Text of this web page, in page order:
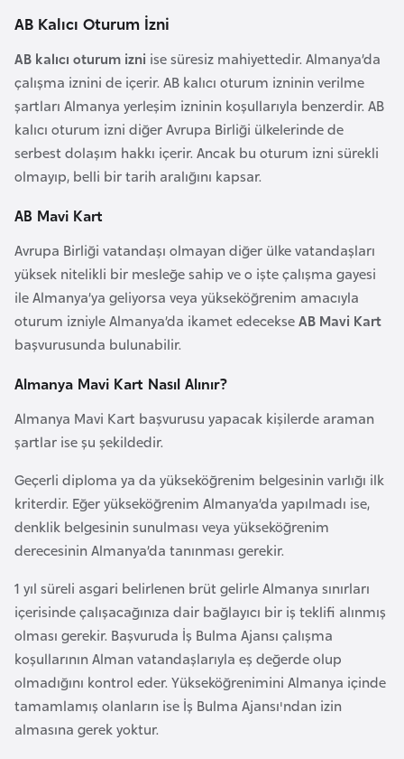
AB Kalıcı Oturum İzni
AB kalıcı oturum izni ise süresiz mahiyettedir. Almanya’da
çalışma iznini de içerir. AB kalıcı oturum izninin verilme
şartları Almanya yerleşim izninin koşullarıyla benzerdir. AB
kalıcı oturum izni diğer Avrupa Birliği ülkelerinde de
serbest dolaşım hakkı içerir. Ancak bu oturum izni sürekli
olmayıp, belli bir tarih aralığını kapsar.
AB Mavi Kart
Avrupa Birliği vatandaşı olmayan diğer ülke vatandaşları
yüksek nitelikli bir mesleğe sahip ve o işte çalışma gayesi
ile Almanya’ya geliyorsa veya yükseköğrenim amacıyla
oturum izniyle Almanya’da ikamet edecekseAB Mavi Kart
başvurusunda bulunabilir.
Almanya Mavi Kart Nasıl Alınır?
Almanya Mavi Kart başvurusu yapacak kişilerde araman
şartlar ise şu şekildedir.
Geçerli diploma ya da yükseköğrenim belgesinin varlığı ilk
kriterdir. Eğer yükseköğrenim Almanya’da yapılmadı ise,
denklik belgesinin sunulması veya yükseköğrenim
derecesinin Almanya’da tanınması gerekir.
1 yıl süreli asgari belirlenen brüt gelirle Almanya sınırları
içerisinde çalışacağınıza dair bağlayıcı bir iş teklifi alınmış
olması gerekir. Başvuruda İş Bulma Ajansı çalışma
koşullarının Alman vatandaşlarıyla eş değerde olup
olmadığını kontrol eder. Yükseköğrenimini Almanya içinde
tamamlamış olanların ise İş Bulma Ajansı'ndan izin
almasına gerek yoktur.
B
o
s
n
a
H
e
s
e
k
B
u
g
a
r
s
t
a
n
B
u
r
k
i
n